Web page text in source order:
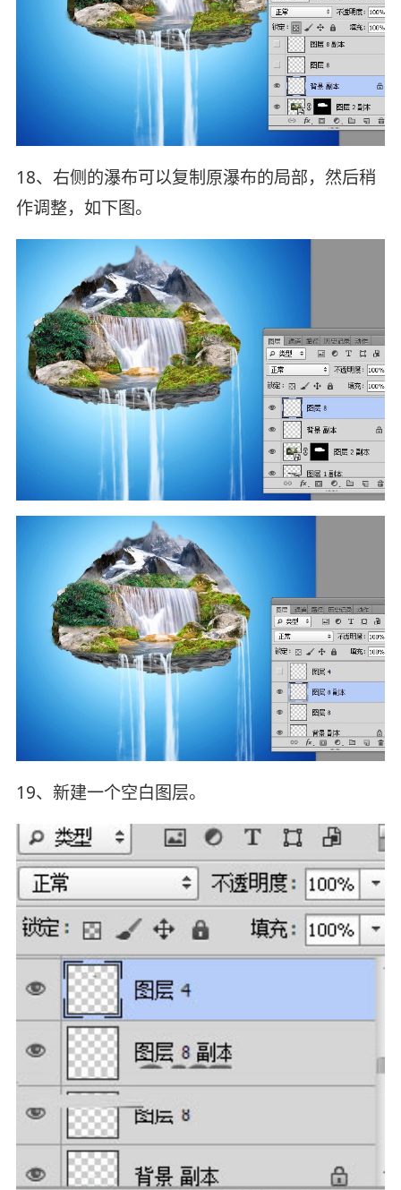
18、右侧的瀑布可以复制原瀑布的局部，然后稍
作调整，如下图。
19、新建一个空白图层。